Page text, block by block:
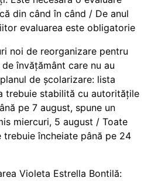
din când în când / De anul
evaluarea este obligatorie
noi de reorganizare pentru
învățământ care nu au
de școlarizare: lista
trebuie stabilită cu autoritățile
pe 7 august, spune un
miercuri, 5 august / Toate
trebuie încheiate până pe 24
Violeta Estrella Bontilă: